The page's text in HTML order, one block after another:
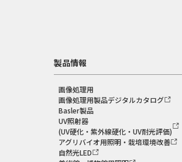
製品情報
画像処理用
画像処理用製品デジタルカタログ
Basler製品
UV照射器
(UV硬化・紫外線硬化・UV耐光評価)
アグリバイオ用照明・栽培環境改善
自然光LED